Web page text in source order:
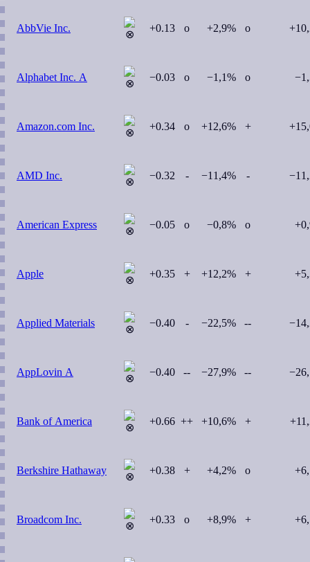
AbbVie Inc. +0.13 o +2,9% o
Alphabet Inc. A −0.03 o −1,1% o
Amazon.com Inc. +0.34 o +12,6% +
AMD Inc. −0.32 - −11,4% -
American Express −0.05 o −0,8% o
Apple +0.35 + +12,2% +
Applied Materials −0.40 - −22,5% --
AppLovin A −0.40 -- −27,9% --
Bank of America +0.66 ++ +10,6% +
Berkshire Hathaway +0.38 + +4,2% o
Broadcom Inc. +0.33 o +8,9% +